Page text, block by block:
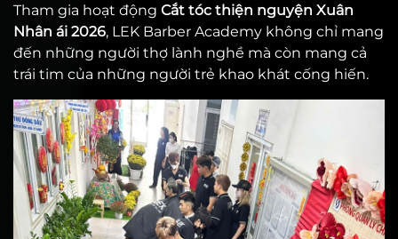
Tham gia hoạt động Cắt tóc thiện nguyện Xuân
Nhân ái 2026, LEK Barber Academy không chỉ mang
đến những người thợ lành nghề mà còn mang cả
trái tim của những người trẻ khao khát cống hiến.